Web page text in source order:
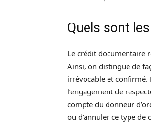
Quels sont
Le crédit documentaire
Ainsi, on distingue de
irrévocable et confirmé.
l’engagement de
compte du donneur
ou d’annuler ce type de